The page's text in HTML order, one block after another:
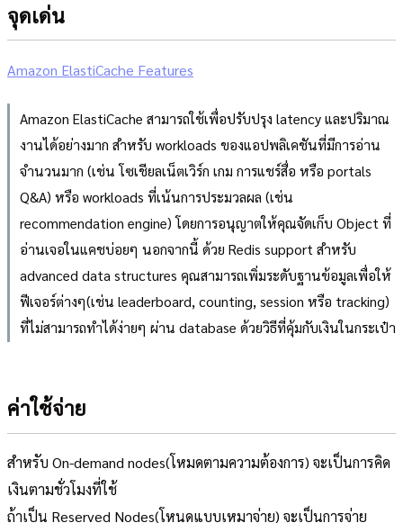
จุดเด่น
Amazon ElastiCache Features
Amazon ElastiCache สามารถใช้เพื่อปรับปรุง latency และปริมาณ
งานได้อย่างมาก สำหรับ workloads ของแอปพลิเคชันที่มีการอ่าน
จำนวนมาก (เช่น โซเชียลเน็ตเวิร์ก เกม การแชร์สื่อ หรือ portals
Q&A) หรือ workloads ที่เน้นการประมวลผล (เช่น
recommendation engine) โดยการอนุญาตให้คุณจัดเก็บ Object ที่
อ่านเจอในแคชบ่อยๆ นอกจากนี้ ด้วย Redis support สำหรับ
advanced data structures คุณสามารถเพิ่มระดับฐานข้อมูลเพื่อให้
ฟีเจอร์ต่างๆ(เช่น leaderboard, counting, session หรือ tracking)
ที่ไม่สามารถทำได้ง่ายๆ ผ่าน database ด้วยวิธีที่คุ้มกับเงินในกระเป๋า
ค่าใช้จ่าย
สำหรับ On-demand nodes(โหมดตามความต้องการ) จะเป็นการคิด
เงินตามชั่วโมงที่ใช้
ถ้าเป็น Reserved Nodes(โหนดแบบเหมาจ่าย) จะเป็นการจ่าย